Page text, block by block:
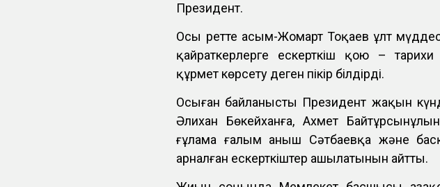
Президент.
Осы ретте Қасым-Жомарт Тоқаев ұлт
қайраткерлерге ескерткіш қою –
құрмет көрсету деген пікір білдірді.
Осыған байланысты Президент жақын
Әлихан Бөкейханға, Ахмет
ғұлама ғалым Қаныш Сәтбаевқа және
арналған ескерткіштер ашылатынын айтты.